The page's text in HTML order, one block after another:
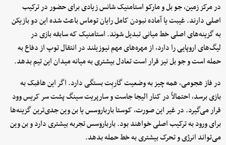
در مرکز زمین، جو بل و مارکو استامنیک شانس زیادی برای حضور در ترکیب
اصلی دارند. غیبت یا آماده نبودن کامل رایان توماس باعث شده این دو بازیکن
به گزینه‌های اصلی خط میانی تبدیل شوند. استامنیک که سابقه بازی در
لیگ‌های اروپایی را دارد، از مهره‌های مهم نیوزیلند در انتقال توپ از دفاع به
حمله است و جو بل نیز قرار است تعادل بیشتری به میانه میدان این تیم بدهد.
در فاز هجومی، همه چیز به وضعیت گاربِت بستگی دارد. اگر این هافبک به
بازی برسد، احتمالاً در کنار الیجا جاست و سارپریت سینگ پشت سر کریس وود
قرار می‌گیرد. در غیر این صورت، کوستا بارباروسس یا بن وین جدی‌ترین گزینه‌ها
برای ورود به ترکیب اصلی خواهند بود. بارباروسس تجربه بیشتری دارد و بن وین
می‌تواند انرژی و تحرک بیشتری به خط حمله بدهد.